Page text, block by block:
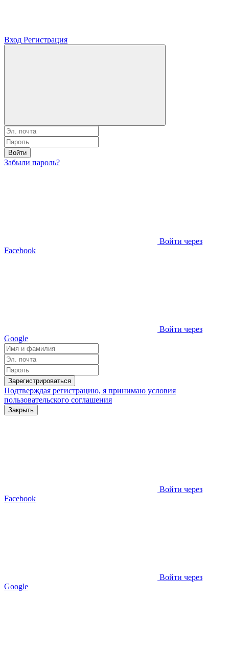
Вход Регистрация
Войти
Забыли пароль?
Войти через
Facebook
Войти через
Google
Зарегистрироваться
Подтверждая регистрацию, я принимаю условия
пользовательского соглашения
Закрыть
Войти через
Facebook
Войти через
Google